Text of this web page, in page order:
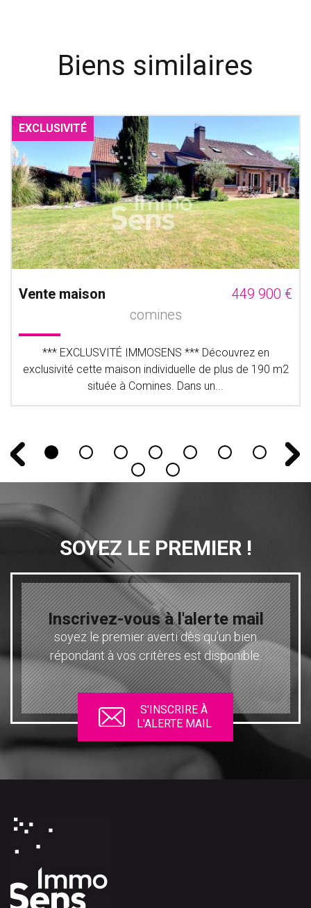
Biens similaires
EXCLUSIVITÉ
Vente maison
449 900 €
comines
*** EXCLUSVITÉ IMMOSENS *** Découvrez en
exclusivité cette maison individuelle de plus de 190 m2
située à Comines. Dans un...
SOYEZ LE PREMIER !
Inscrivez-vous à l'alerte mail
soyez le premier averti dès qu’un bien
répondant à vos critères est disponible.
S'INSCRIRE À
L'ALERTE MAIL